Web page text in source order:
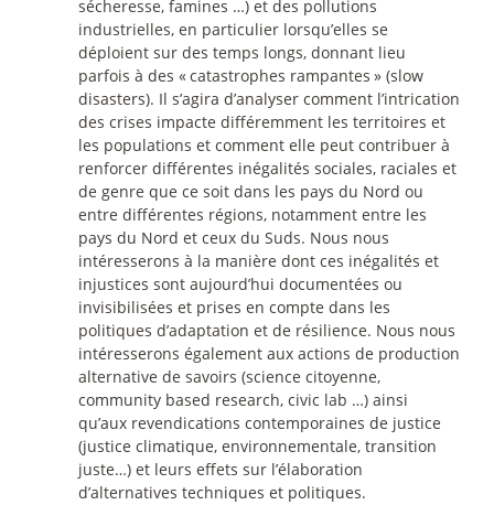
sécheresse, famines …) et des pollutions
industrielles, en particulier lorsqu’elles se
déploient sur des temps longs, donnant lieu
parfois à des «catastrophes rampantes » (slow
disasters). Il s’agira d’analyser comment l’intrication
des crises impacte différemment les territoires et
les populations et comment elle peut contribuer à
renforcer différentes inégalités sociales, raciales et
de genre que ce soit dans les pays du Nord ou
entre différentes régions, notamment entre les
pays du Nord et ceux du Suds. Nous nous
intéresserons à la manière dont ces inégalités et
injustices sont aujourd’hui documentées ou
invisibilisées et prises en compte dans les
politiques d’adaptation et de résilience. Nous nous
intéresserons également aux actions de production
alternative de savoirs (science citoyenne,
community based research, civic lab …) ainsi
qu’aux revendications contemporaines de justice
(justice climatique, environnementale, transition
juste…) et leurs effets sur l’élaboration
d’alternatives techniques et politiques.